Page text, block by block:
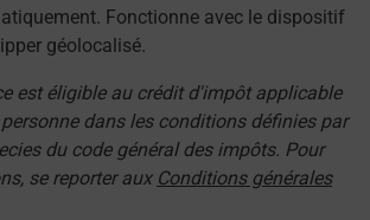
Fonctionne avec le dispositif
géolocalisé.
est éligible au crédit d'impôt applicable
dans les conditions définies par
du code général des impôts. Pour
se reporter aux Conditions générales